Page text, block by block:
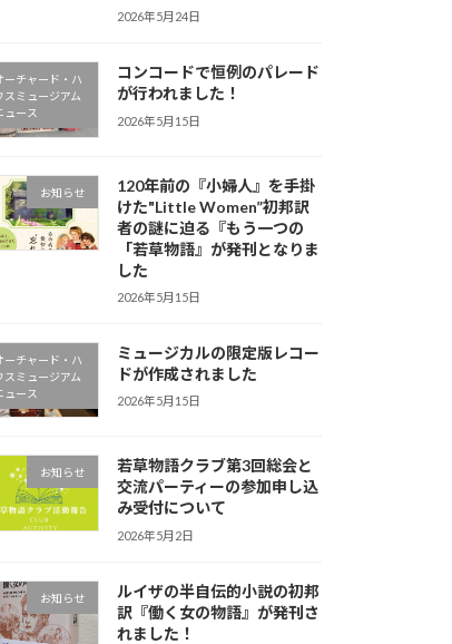
2026年5月24日
ーチャード・ハ
スミュージアム
ュース
コンコードで恒例のパレード
が行われました！
2026年5月15日
お知らせ
120年前の『小婦人』を手掛
けた"Little Women”初邦訳
者の謎に迫る『もう一つの
「若草物語』が発刊となりま
した
2026年5月15日
ーチャード・ハ
スミュージアム
ュース
ミュージカルの限定版レコー
ドが作成されました
2026年5月15日
お知らせ
若草物語クラブ第3回総会と
交流パーティーの参加申し込
み受付について
2026年5月2日
お知らせ
ルイザの半自伝的小説の初邦
訳『働く女の物語』が発刊さ
れました！